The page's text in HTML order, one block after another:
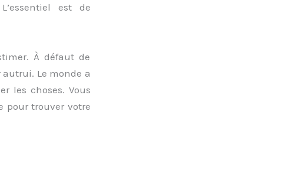
est de
À défaut de
Le monde a
les choses. Vous
pour trouver votre